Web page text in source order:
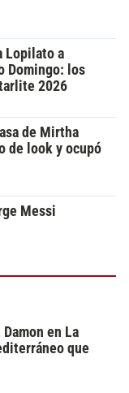
Lopilato a
Domingo: los
2026
de Mirtha
de look y ocupó
Messi
en La
que